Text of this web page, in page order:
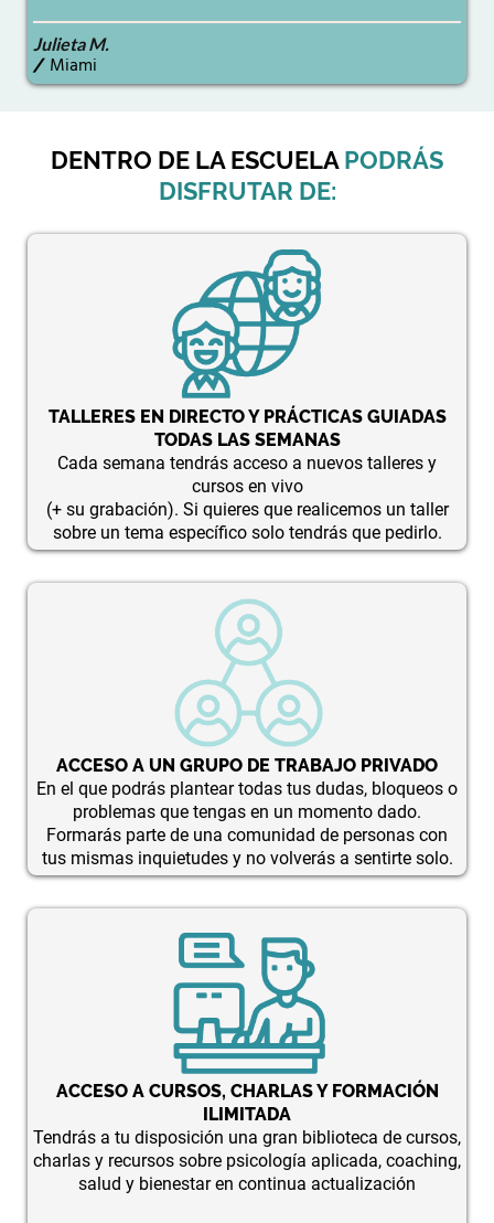
Julieta M.
/Miami
DENTRO DE LA ESCUELAPODRÁS
DISFRUTAR DE:
TALLERES EN DIRECTO Y PRÁCTICAS GUIADAS
TODAS LAS SEMANAS
Cada semana tendrás acceso a nuevos talleres y
cursos en vivo
(+ su grabación). Si quieres que realicemos un taller
sobre un tema específico solo tendrás que pedirlo.
ACCESO A UN GRUPO DE TRABAJO PRIVADO
En el que podrás plantear todas tus dudas, bloqueos o
problemas que tengas en un momento dado.
Formarás parte de una comunidad de personas con
tus mismas inquietudes y no volverás a sentirte solo.
ACCESO A CURSOS, CHARLAS Y FORMACIÓN
ILIMITADA
Tendrás a tu disposición una gran biblioteca de cursos,
charlas y recursos sobre psicología aplicada, coaching,
salud y bienestar en continua actualización